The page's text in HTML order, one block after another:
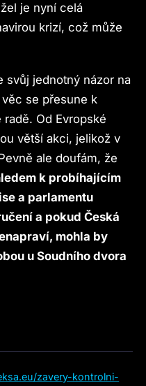
je nyní celá
krizí, což může
svůj jednotný názor na
se přesune k
Od Evropské
větší akci, jelikož v
ale doufám, že
k probíhajícím
a parlamentu
a pokud Česká
mohla by
u Soudního dvora
zavery-kontrolni-